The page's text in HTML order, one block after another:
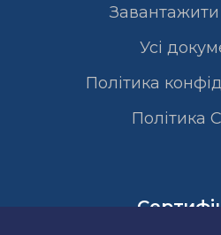
Завантажити
Усі
Політика
Полiтика